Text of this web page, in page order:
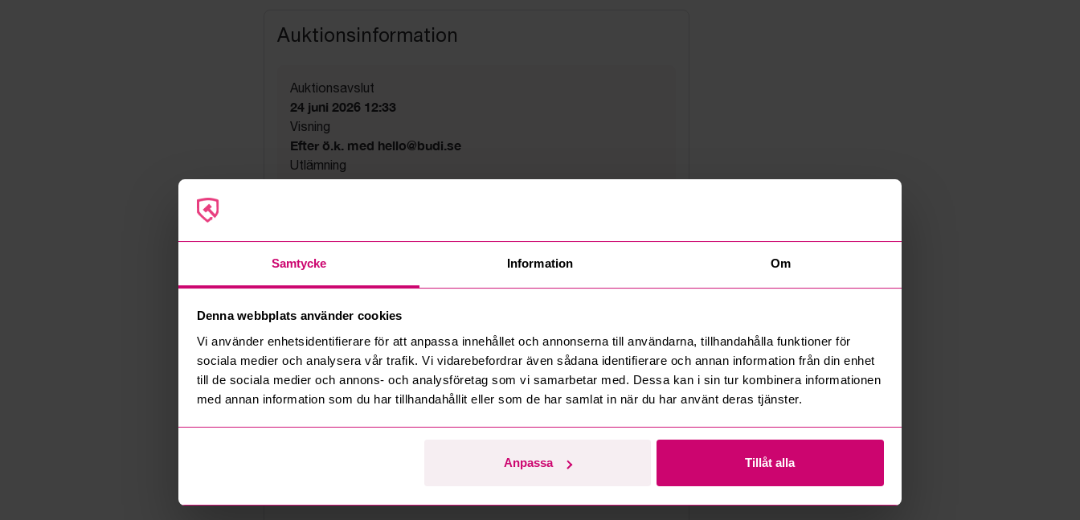
Samtycke Information Om
Denna webbplats använder cookies
Vi använder enhetsidentifierare för att anpassa innehållet och annonserna till användarna, tillhandahålla funktioner för
sociala medier och analysera vår trafik. Vi vidarebefordrar även sådana identifierare och annan information från din enhet
till de sociala medier och annons- och analysföretag som vi samarbetar med. Dessa kan i sin tur kombinera informationen
med annan information som du har tillhandahållit eller som de har samlat in när du har använt deras tjänster.
Anpassa Tillåt alla
Auktionsinformation
Auktionsavslut
24 juni 2026 12:33
Visning
Efter ö.k. med hello@budi.se
Utlämning
Fredag 26 juni kl. 08 till 13
Export
Not allowed